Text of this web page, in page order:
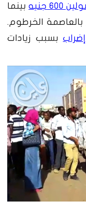
جنيه
بينما
بالعاصمة الخرطوم.
بسبب زيادات